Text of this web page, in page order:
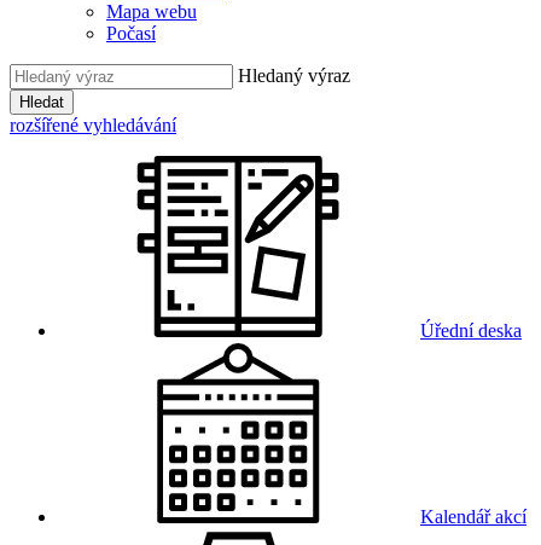
Mapa webu
Počasí
Hledaný výraz
Hledat
rozšířené vyhledávání
Úřední deska
Kalendář akcí